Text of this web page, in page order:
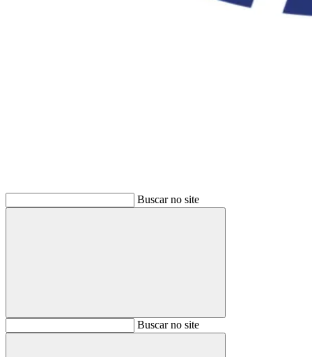
Buscar no site
BuscarBuscar no site